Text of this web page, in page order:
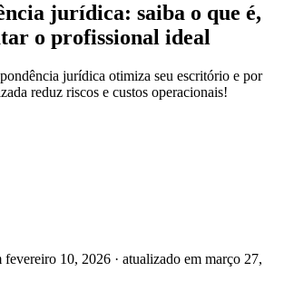
jurídica: saiba o que é,
o profissional ideal
jurídica otimiza seu escritório e por
reduz riscos e custos operacionais!
fevereiro 10, 2026 · atualizado em março 27,